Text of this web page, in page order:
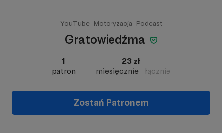
YouTube Motoryzacja Podcast
Gratowiedźma
1
patron
23 zł
miesięcznie
łącznie
Zostań Patronem